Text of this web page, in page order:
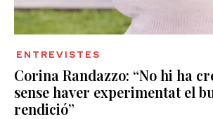
ENTREVISTES
Corina Randazzo: “No hi ha
sense haver experimentat el
rendició”